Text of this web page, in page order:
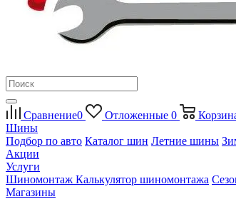
Сравнение0 Отложенные 0
Шины
Подбор по авто Каталог шин Летние шины
Акции
Услуги
Шиномонтаж Калькулятор шиномонтажа
Магазины